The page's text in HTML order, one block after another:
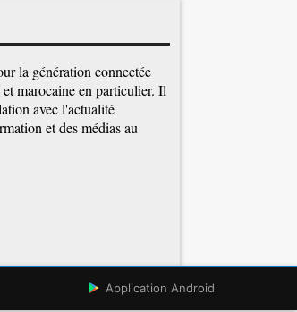
la génération connectée
marocaine en particulier. Il
avec l'actualité
et des médias au
Application Android